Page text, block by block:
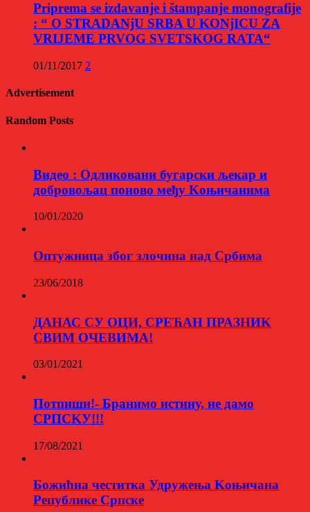
Priprema se izdavanje i štampanje monografije
: “ O STRADANjU SRBA U KONjICU ZA
VRIJEME PRVOG SVETSKOG RATA“
01/11/2017 2
Advertisement
Random Posts
Видео : Одликовани бугарски љекар и
добровољац поново међу Kоњичанима
10/01/2020
Оптужница због злочина над Србима
23/06/2018
ДАНАС СУ ОЦИ, СРЕЋАН ПРАЗНИK
СВИМ ОЧЕВИМА!
03/01/2021
Потпиши!- Бранимо истину, не дамо
СРПСKУ!!!
17/08/2021
Божићна честитка Удружења Kоњичана
Републике Српске